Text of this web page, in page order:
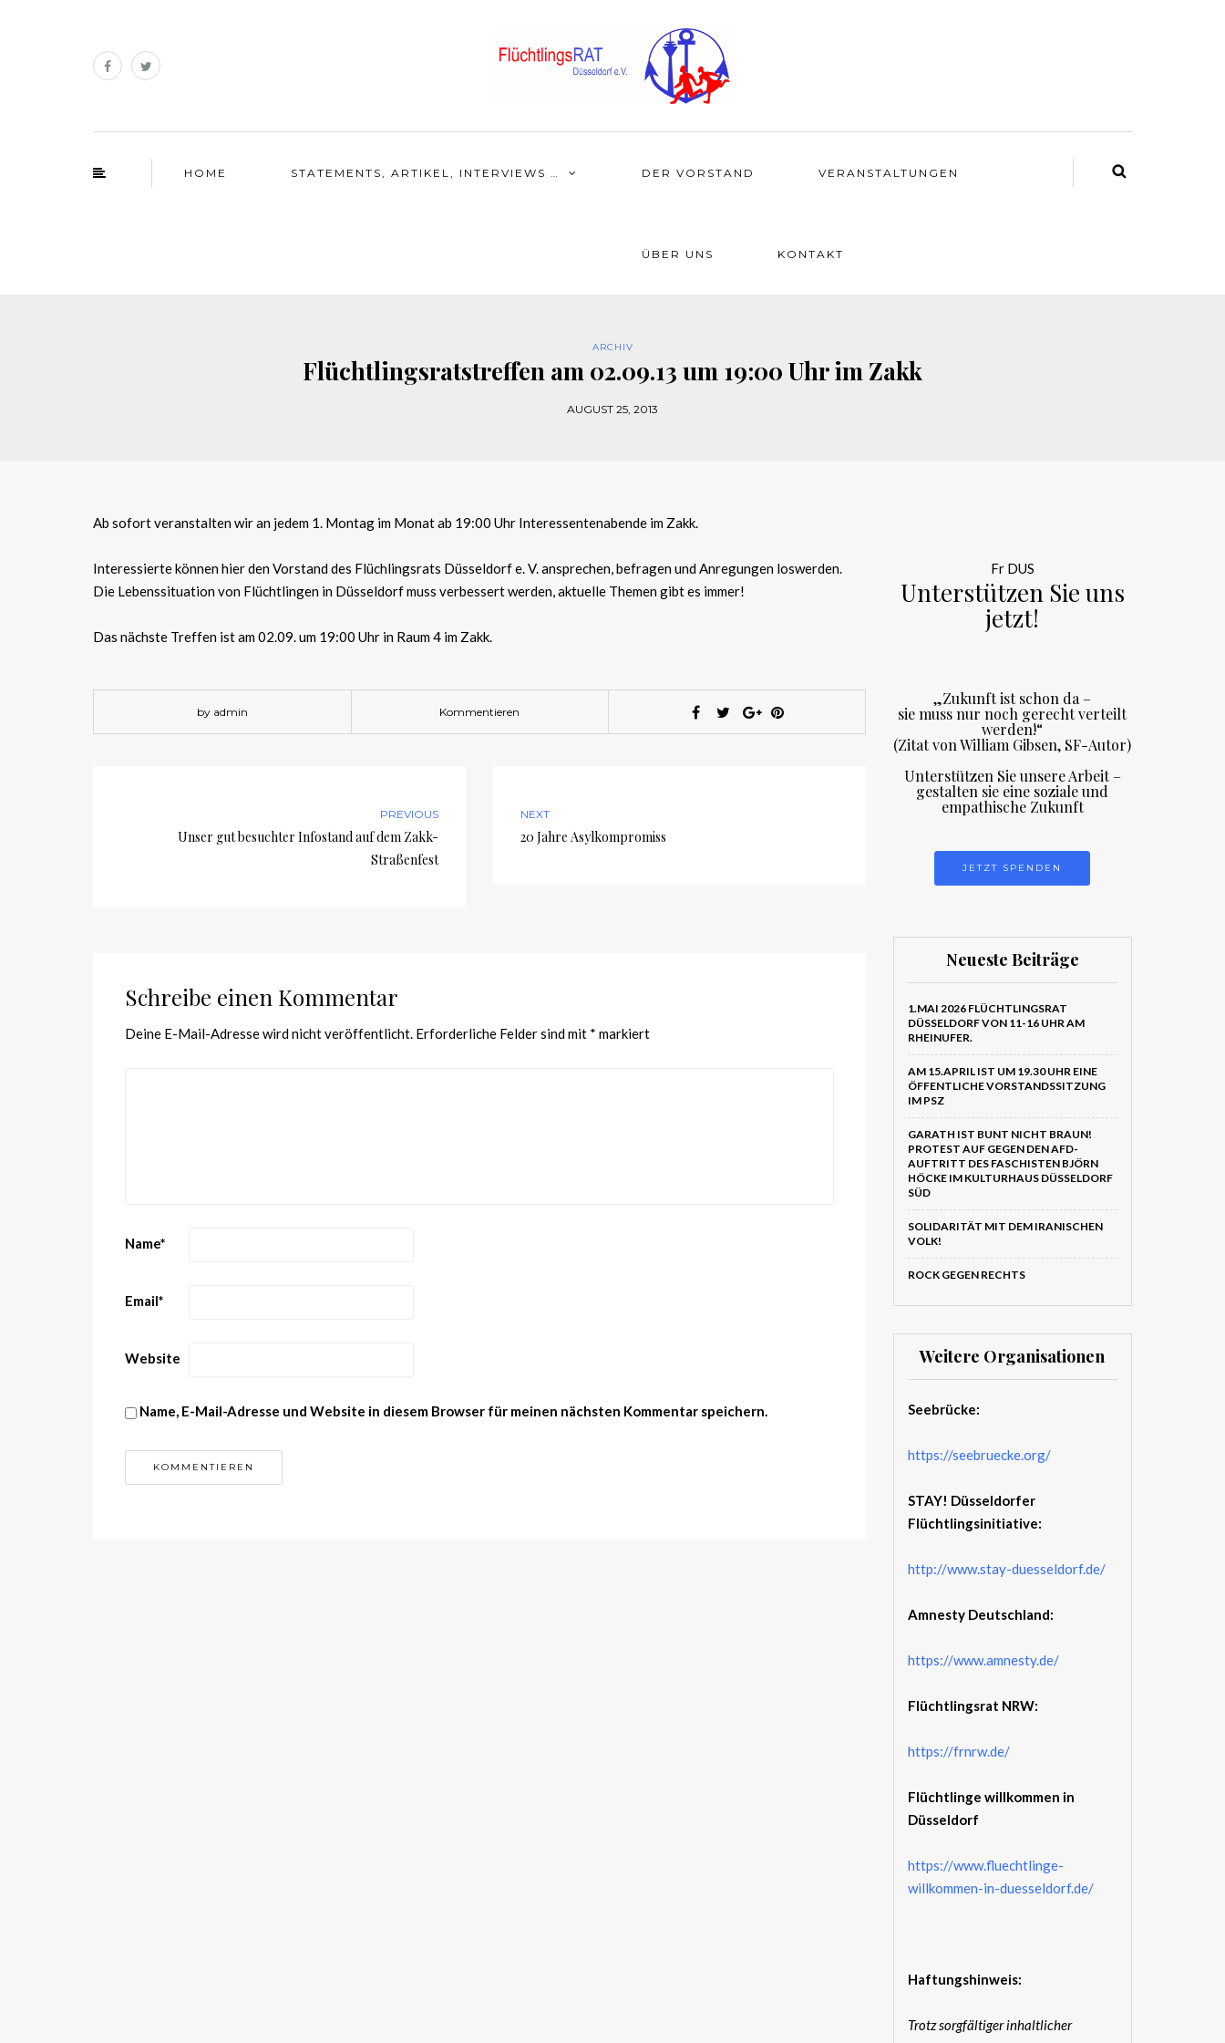
HOME STATEMENTS, ARTIKEL, INTERVIEWS … DER VORSTAND VERANSTALTUNGEN
ÜBER UNS KONTAKT
ARCHIV
Flüchtlingsratstreffen am 02.09.13 um 19:00 Uhr im Zakk
AUGUST 25, 2013
Ab sofort veranstalten wir an jedem 1. Montag im Monat ab 19:00 Uhr Interessentenabende im Zakk.
Interessierte können hier den Vorstand des Flüchlingsrats Düsseldorf e. V. ansprechen, befragen und Anregungen loswerden.
Die Lebenssituation von Flüchtlingen in Düsseldorf muss verbessert werden, aktuelle Themen gibt es immer!
Das nächste Treffen ist am 02.09. um 19:00 Uhr in Raum 4 im Zakk.
by admin Kommentieren
PREVIOUS
Unser gut besuchter Infostand auf dem Zakk-
Straßenfest
NEXT
20 Jahre Asylkompromiss
Schreibe einen Kommentar
Deine E-Mail-Adresse wird nicht veröffentlicht. Erforderliche Felder sind mit * markiert
Name*
Email*
Website
Name, E-Mail-Adresse und Website in diesem Browser für meinen nächsten Kommentar speichern.
Fr DUS
Unterstützen Sie uns
jetzt!
„Zukunft ist schon da –
sie muss nur noch gerecht verteilt
werden!“
(Zitat von William Gibsen, SF-Autor)
Unterstützen Sie unsere Arbeit –
gestalten sie eine soziale und
empathische Zukunft
JETZT SPENDEN
Neueste Beiträge
1.MAI 2026 FLÜCHTLINGSRAT
DÜSSELDORF VON 11-16 UHR AM
RHEINUFER.
AM 15.APRIL IST UM 19.30 UHR EINE
ÖFFENTLICHE VORSTANDSSITZUNG
IM PSZ
GARATH IST BUNT NICHT BRAUN!
PROTEST AUF GEGEN DEN AFD-
AUFTRITT DES FASCHISTEN BJÖRN
HÖCKE IM KULTURHAUS DÜSSELDORF
SÜD
SOLIDARITÄT MIT DEM IRANISCHEN
VOLK!
ROCK GEGEN RECHTS
Weitere Organisationen
Seebrücke:
https://seebruecke.org/
STAY! Düsseldorfer
Flüchtlingsinitiative:
http://www.stay-duesseldorf.de/
Amnesty Deutschland:
https://www.amnesty.de/
Flüchtlingsrat NRW:
https://frnrw.de/
Flüchtlinge willkommen in
Düsseldorf
https://www.fluechtlinge-
willkommen-in-duesseldorf.de/
Haftungshinweis:
Trotz sorgfältiger inhaltlicher